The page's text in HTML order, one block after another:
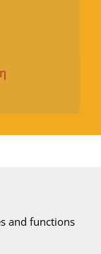
and functions